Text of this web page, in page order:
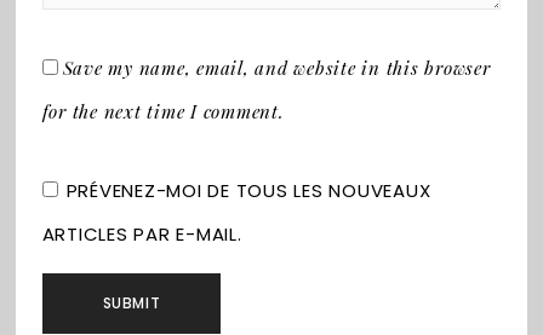
Save my name, email, and website in this browser
for the next time I comment.
PRÉVENEZ-MOI DE TOUS LES NOUVEAUX
ARTICLES PAR E-MAIL.